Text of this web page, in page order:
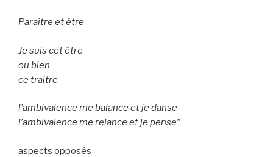
Paraître et être
Je suis cet être
ou bien
ce traitre
l’ambivalence me balance et je danse
l’ambivalence me relance et je pense”
aspects opposés